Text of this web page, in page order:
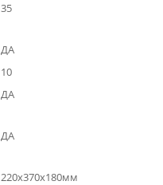
35
ДА
10
ДА
ДА
220x370x180мм